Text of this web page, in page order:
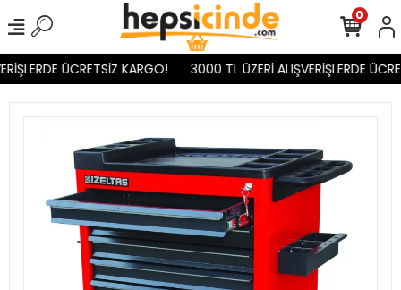
ÜCRETSİZ KARGO! 3000 TL ÜZERİ ALIŞVERİŞLERDE
0